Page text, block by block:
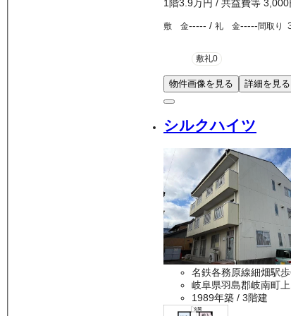
1 階3.9万円 / 共益費等 3,000
敷 金----- / 礼 金-----間取り
敷礼0
物件画像を見る 詳細を見る
シルクハイツ
名鉄各務原線細畑駅
岐阜県羽島郡岐南町
1989年築 / 3階建